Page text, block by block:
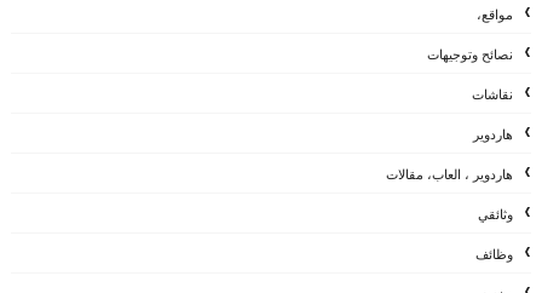
مواقع،
نصائح وتوجيهات
نقاشات
هاردوير
هاردوير ، العاب، مقالات
وثائقي
وظائف